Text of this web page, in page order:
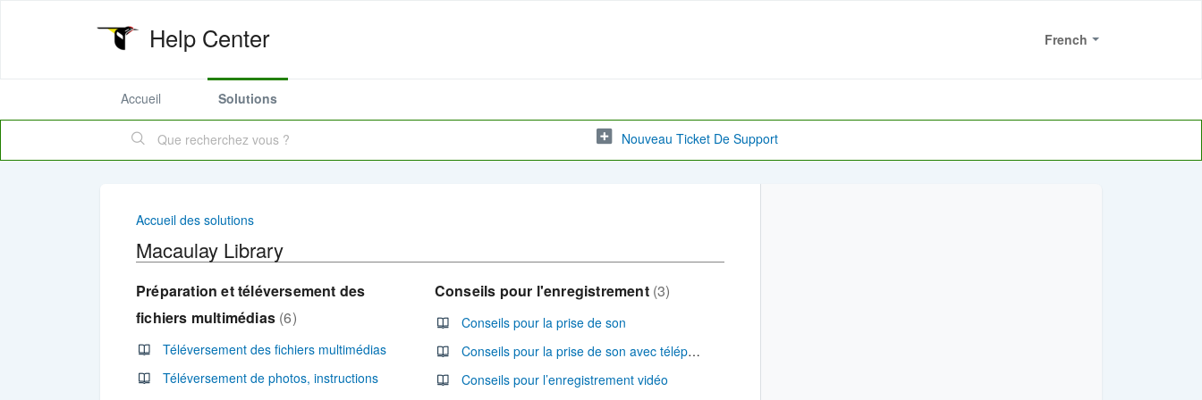
Help Center French
Accueil Solutions
Nouveau Ticket De Support
Accueil des solutions
Macaulay Library
Préparation et téléversement des
fichiers multimédias 6
Téléversement des fichiers multimédias
Téléversement de photos, instructions
Conseils pour l'enregistrement 3
Conseils pour la prise de son
Conseils pour la prise de son avec téléphone intelligent
Conseils pour l’enregistrement vidéo